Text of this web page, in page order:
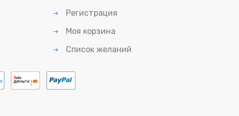
Регистрация
Моя корзина
Список желаний